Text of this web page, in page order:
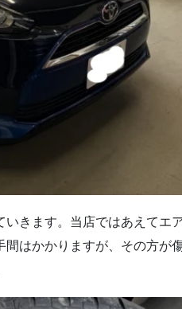
きます。当店ではあえてエ
はかかりますが、その方が